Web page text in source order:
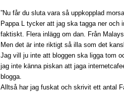
”Nu får du sluta vara så uppkopplad
Pappa L tycker att jag ska tagga ner och
faktiskt. Flera inlägg om dan. Från
Men det är inte riktigt så illa som det
Jag vill ju inte att bloggen ska ligga tom
jag inte känna piskan att jaga
blogga.
Alltså har jag fuskat och skrivit ett antal